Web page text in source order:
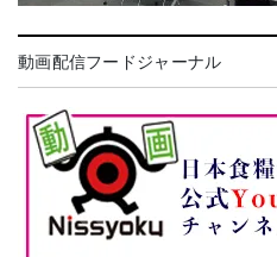
動画配信フードジャーナル